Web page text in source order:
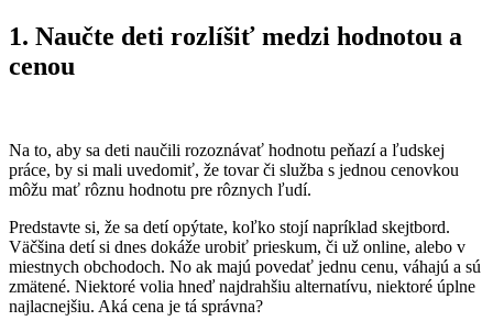
1. Naučte deti rozlíšiť medzi hodnotou a
cenou
Na to, aby sa deti naučili rozoznávať hodnotu peňazí a ľudskej
práce, by si mali uvedomiť, že tovar či služba s jednou cenovkou
môžu mať rôznu hodnotu pre rôznych ľudí.
Predstavte si, že sa detí opýtate, koľko stojí napríklad skejtbord.
Väčšina detí si dnes dokáže urobiť prieskum, či už online, alebo v
miestnych obchodoch. No ak majú povedať jednu cenu, váhajú a sú
zmätené. Niektoré volia hneď najdrahšiu alternatívu, niektoré úplne
najlacnejšiu. Aká cena je tá správna?